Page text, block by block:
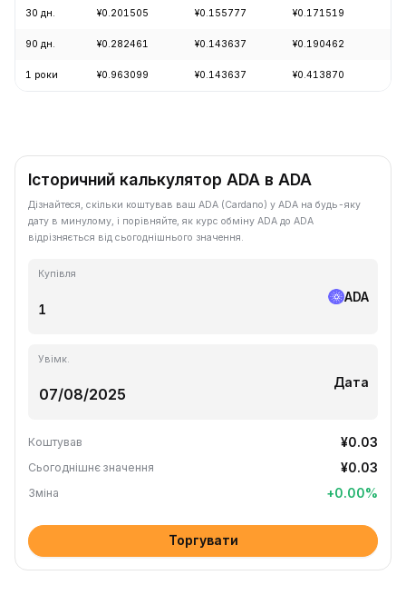
30 дн. ¥0.201505 ¥0.155777 ¥0.171519
90 дн. ¥0.282461 ¥0.143637 ¥0.190462
1 роки ¥0.963099 ¥0.143637 ¥0.413870
Історичний калькулятор ADA в ADA
Дізнайтеся, скільки коштував ваш ADA (Cardano) у ADA на будь-яку
дату в минулому, і порівняйте, як курс обміну ADA до ADA
відрізняється від сьогоднішнього значення.
Купівля
ADA
Увімк.
Дата
Коштував ¥0.03
Сьогоднішнє значення ¥0.03
Зміна +0.00%
Торгувати